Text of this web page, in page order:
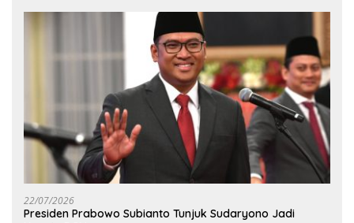
22/07/2026
Presiden Prabowo Subianto Tunjuk Sudaryono Jadi